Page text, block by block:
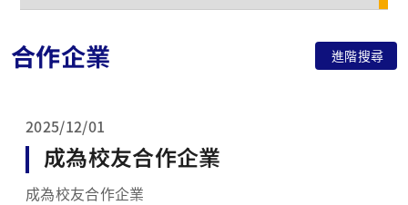
合作企業 進階搜尋
2025/12/01
成為校友合作企業
成為校友合作企業